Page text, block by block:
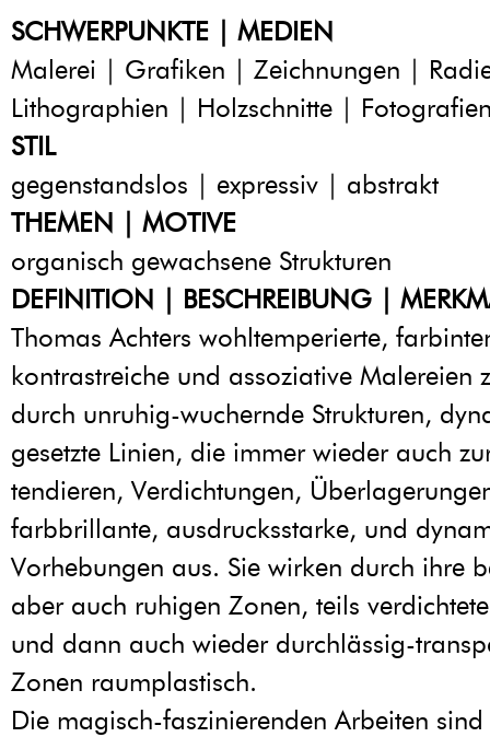
SCHWERPUNKTE | MEDIEN
Malerei | Grafiken | Zeichnungen |
Lithographien | Holzschnitte |
STIL
gegenstandslos | expressiv | abstrakt
THEMEN | MOTIVE
organisch gewachsene Strukturen
DEFINITION | BESCHREIBUNG |
Thomas Achters wohltemperierte,
kontrastreiche und assoziative Malereien
durch unruhig-wuchernde Strukturen,
gesetzte Linien, die immer wieder auch
tendieren, Verdichtungen,
farbbrillante, ausdrucksstarke, und
Vorhebungen aus. Sie wirken durch ihre
aber auch ruhigen Zonen, teils
und dann auch wieder durchlässig-
Zonen raumplastisch.
Die magisch-faszinierenden Arbeiten